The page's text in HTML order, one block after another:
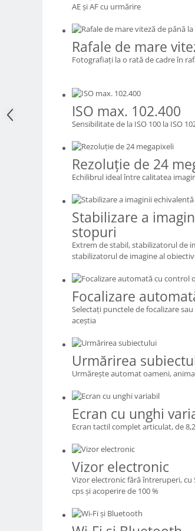
Adaptoare pentru convertoare sau
Alimentatoare 220V
integrare in sisteme video
Curatare Senzor
Microfoane / Reportofoane
Transmitator de fisiere fara fir
Accesorii diverse
Genti, Rucsacuri, Troller foto
Genti, Troller Video
Only One Shoulder - SlingShot
Tocuri si huse protectie aparate
Hamuri si Centuri foto
Curele Aparat - Umar
Genti Laptop si iPad
Hand Strap / Grip
Accesorii genti si trollere
Solid-State Drive (SSD)
Camere video profesionale
AE şi AF cu urmărire
Rafale de mare
Fotografiaţi la o rată de cadre în
ISO max. 102.400
Sensibilitate de la ISO 100 la ISO
Rezoluţie de 24
Echilibrul ideal între calitatea
Stabilizare a
stopuri
Extrem de stabil, stabilizatorul de
stabilizatorul de imagine al
Focalizare
Selectaţi punctele de focalizare
aceştia
Urmărirea
Urmăreşte automat oameni,
Ecran cu unghi
Ecran tactil complet articulat, de
Vizor electronic
Vizor electronic fără întreruperi,
cps şi acoperire de 100 %